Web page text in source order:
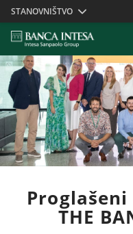
Skiplinks
STANOVNIŠTVO
Proglašeni
THE